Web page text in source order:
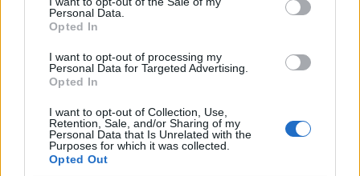
Personal Data.
Opted In
I want to opt-out of processing my
Personal Data for Targeted Advertising.
Opted In
I want to opt-out of Collection, Use,
Retention, Sale, and/or Sharing of my
Personal Data that Is Unrelated with the
Purposes for which it was collected.
Opted Out
szabályzatot!
LEGFRISSEBB